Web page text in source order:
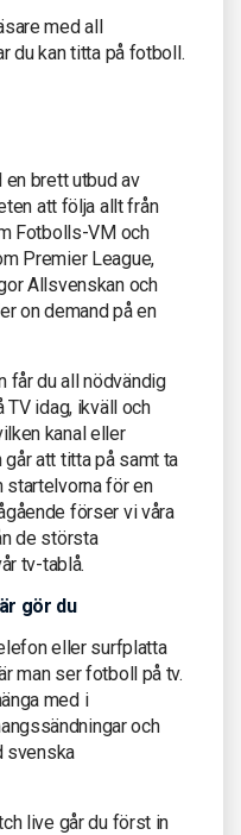
med all
du kan titta på fotboll.
brett utbud av
att följa allt från
Fotbolls-VM och
Premier League,
Allsvenskan och
on demand på en
får du all nödvändig
idag, ikväll och
kanal eller
att titta på samt ta
startelvorna för en
förser vi våra
de största
tv-tablå.
gör du
eller surfplatta
man ser fotboll på tv.
med i
och
svenska
live går du först in